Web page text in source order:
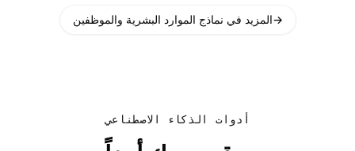
المزيد في نماذج الموارد البشرية والموظفين→
أدوات الذكاء الاصطناعي